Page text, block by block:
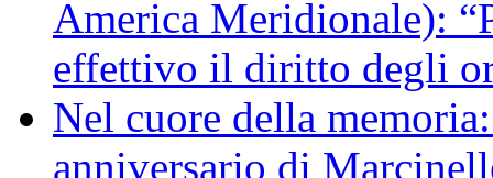
America Meridionale):
effettivo il diritto degli
Nel cuore della
anniversario di